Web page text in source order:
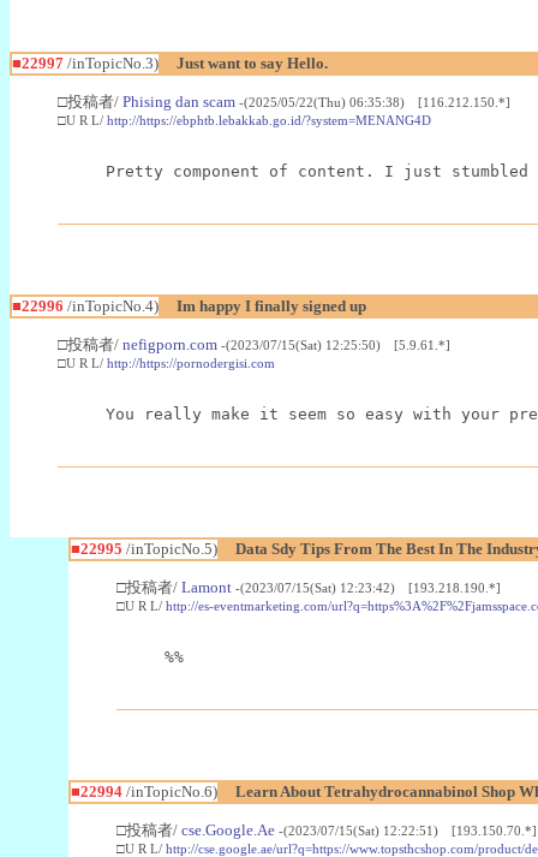
■22997 /inTopicNo.3) Just want to say Hello.
□投稿者/ Phising dan scam -(2025/05/22(Thu) 06:35:38) [116.212.150.*]
□U R L/ http://https://ebphtb.lebakkab.go.id/?system=MENANG4D
Pretty component of content. I just
■22996 /inTopicNo.4) Im happy I finally signed up
□投稿者/ nefigporn.com -(2023/07/15(Sat) 12:25:50) [5.9.61.*]
□U R L/ http://https://pornodergisi.com
You really make it seem so easy with your
■22995 /inTopicNo.5) Data Sdy Tips From The Best In The
□投稿者/ Lamont -(2023/07/15(Sat) 12:23:42) [193.218.190.*]
□U R L/ http://es-eventmarketing.com/
%%
■22994/inTopicNo.6) Learn About Tetrahydrocannabinol Shop
□投稿者/ cse.Google.Ae -(2023/07/15(Sat) 12:22:51) [193.150.70.*]
□U R L/ http://cse.google.ae/url?q=https://www.topsthcshop.com/